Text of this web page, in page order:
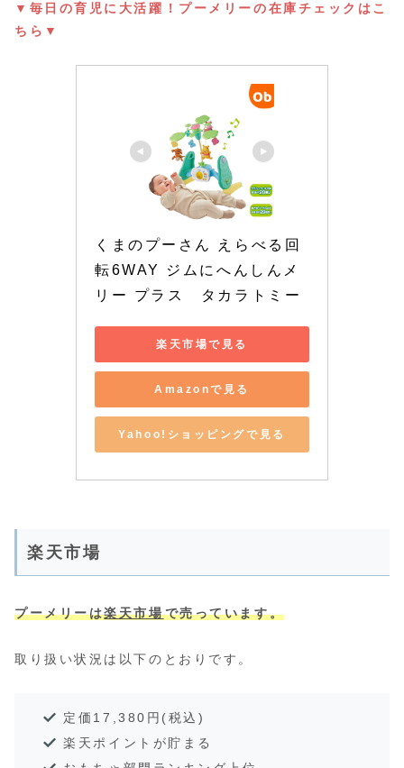
▼毎日の育児に大活躍！プーメリーの在庫チェックはこ
ちら▼
くまのプーさん えらべる回
転6WAY ジムにへんしんメ
リー プラス　タカラトミー
楽天市場で見る
Amazonで見る
Yahoo!ショッピングで見る
楽天市場
プーメリーは楽天市場で売っています。
取り扱い状況は以下のとおりです。
定価17,380円(税込)
楽天ポイントが貯まる